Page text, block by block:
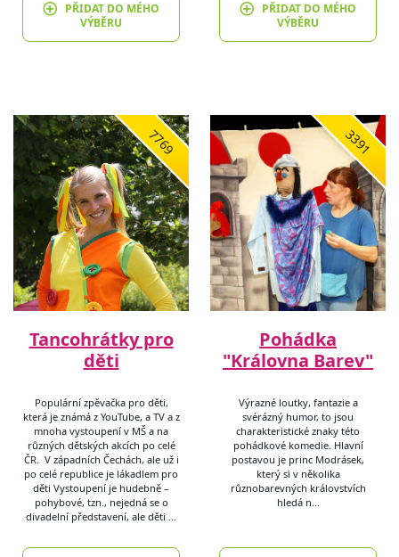
PŘIDAT DO MÉHO
VÝBĚRU
PŘIDAT DO MÉHO
VÝBĚRU
7769
Tancohrátky pro
děti
Populární zpěvačka pro děti,
která je známá z YouTube, a TV a z
mnoha vystoupení v MŠ a na
různých dětských akcích po celé
ČR. V západních Čechách, ale už i
po celé republice je lákadlem pro
děti Vystoupení je hudebně –
pohybové, tzn., nejedná se o
divadelní představení, ale děti …
3391
Pohádka
"Královna Barev"
Výrazné loutky, fantazie a
svérázný humor, to jsou
charakteristické znaky této
pohádkové komedie. Hlavní
postavou je princ Modrásek,
který si v několika
různobarevných královstvích
hledá n…